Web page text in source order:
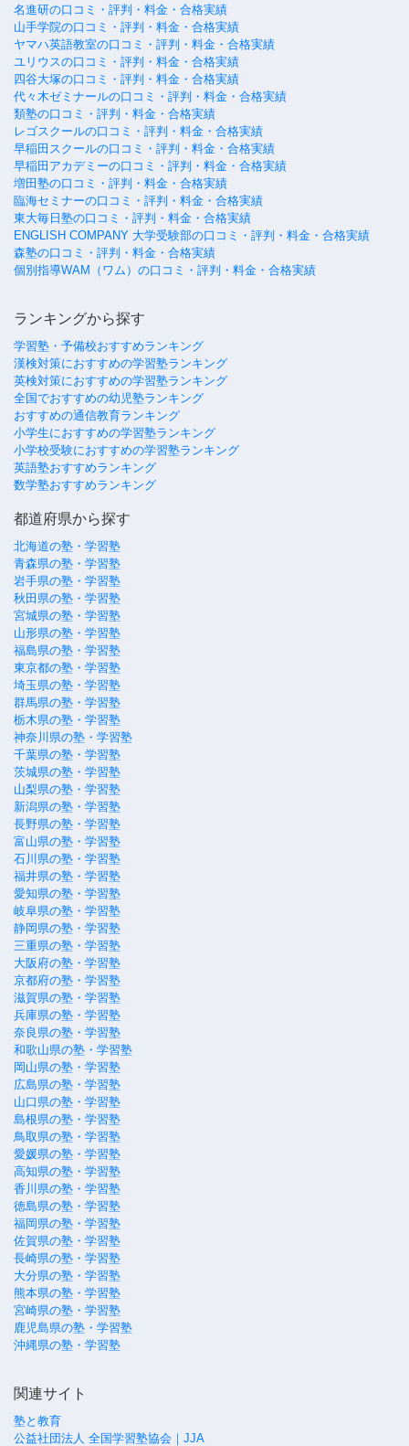
名進研の口コミ・評判・料金・合格実績
山手学院の口コミ・評判・料金・合格実績
ヤマハ英語教室の口コミ・評判・料金・合格実績
ユリウスの口コミ・評判・料金・合格実績
四谷大塚の口コミ・評判・料金・合格実績
代々木ゼミナールの口コミ・評判・料金・合格実績
類塾の口コミ・評判・料金・合格実績
レゴスクールの口コミ・評判・料金・合格実績
早稲田スクールの口コミ・評判・料金・合格実績
早稲田アカデミーの口コミ・評判・料金・合格実績
増田塾の口コミ・評判・料金・合格実績
臨海セミナーの口コミ・評判・料金・合格実績
東大毎日塾の口コミ・評判・料金・合格実績
ENGLISH COMPANY 大学受験部の口コミ・評判・料金・合格実績
森塾の口コミ・評判・料金・合格実績
個別指導WAM（ワム）の口コミ・評判・料金・合格実績
ランキングから探す
学習塾・予備校おすすめランキング
漢検対策におすすめの学習塾ランキング
英検対策におすすめの学習塾ランキング
全国でおすすめの幼児塾ランキング
おすすめの通信教育ランキング
小学生におすすめの学習塾ランキング
小学校受験におすすめの学習塾ランキング
英語塾おすすめランキング
数学塾おすすめランキング
都道府県から探す
北海道の塾・学習塾
青森県の塾・学習塾
岩手県の塾・学習塾
秋田県の塾・学習塾
宮城県の塾・学習塾
山形県の塾・学習塾
福島県の塾・学習塾
東京都の塾・学習塾
埼玉県の塾・学習塾
群馬県の塾・学習塾
栃木県の塾・学習塾
神奈川県の塾・学習塾
千葉県の塾・学習塾
茨城県の塾・学習塾
山梨県の塾・学習塾
新潟県の塾・学習塾
長野県の塾・学習塾
富山県の塾・学習塾
石川県の塾・学習塾
福井県の塾・学習塾
愛知県の塾・学習塾
岐阜県の塾・学習塾
静岡県の塾・学習塾
三重県の塾・学習塾
大阪府の塾・学習塾
京都府の塾・学習塾
滋賀県の塾・学習塾
兵庫県の塾・学習塾
奈良県の塾・学習塾
和歌山県の塾・学習塾
岡山県の塾・学習塾
広島県の塾・学習塾
山口県の塾・学習塾
島根県の塾・学習塾
鳥取県の塾・学習塾
愛媛県の塾・学習塾
高知県の塾・学習塾
香川県の塾・学習塾
徳島県の塾・学習塾
福岡県の塾・学習塾
佐賀県の塾・学習塾
長崎県の塾・学習塾
大分県の塾・学習塾
熊本県の塾・学習塾
宮崎県の塾・学習塾
鹿児島県の塾・学習塾
沖縄県の塾・学習塾
関連サイト
塾と教育
公益社団法人 全国学習塾協会｜JJA